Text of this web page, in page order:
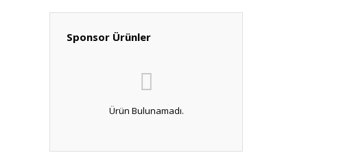
Sponsor Ürünler
Ürün Bulunamadı.